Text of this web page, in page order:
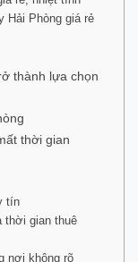
Hải Phòng giá rẻ
thành lựa chọn
thời gian
tín
thời gian thuê
nơi không rõ